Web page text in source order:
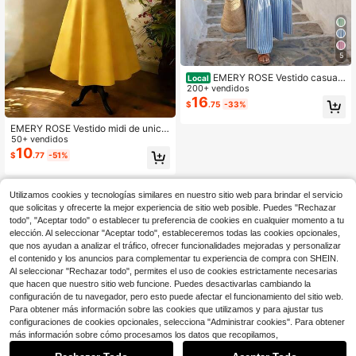
EMERY ROSE Vestido midi de unicol
or con hombros descubiertos, elega
nte y ceñido a la cintura para citas
y fiestas
50+ vendidos
$10.77 -51%
5
Local EMERY ROSE Vestido casual
bohemio de estilo minimalista para
vacaciones, con rayas, tirantes suel
tos y mangas de tirante ancho para
200+ vendidos
$16.75 -33%
Utilizamos cookies y tecnologías similares en nuestro sitio web para brindar el servicio
que solicitas y ofrecerte la mejor experiencia de sitio web posible. Puedes "Rechazar
todo", "Aceptar todo" o establecer tu preferencia de cookies en cualquier momento a tu
elección. Al seleccionar "Aceptar todo", estableceremos todas las cookies opcionales,
que nos ayudan a analizar el tráfico, ofrecer funcionalidades mejoradas y personalizar
el contenido y los anuncios para complementar tu experiencia de compra con SHEIN.
Al seleccionar "Rechazar todo", permites el uso de cookies estrictamente necesarias
que hacen que nuestro sitio web funcione. Puedes desactivarlas cambiando la
configuración de tu navegador, pero esto puede afectar el funcionamiento del sitio web.
Para obtener más información sobre las cookies que utilizamos y para ajustar tus
configuraciones de cookies opcionales, selecciona "Administrar cookies". Para obtener
más información sobre cómo procesamos los datos que recopilamos,